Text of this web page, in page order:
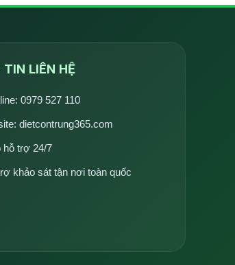
TIN LIÊN HỆ
0979 527 110
dietcontrung365.com
hỗ trợ 24/7
khảo sát tận nơi toàn quốc